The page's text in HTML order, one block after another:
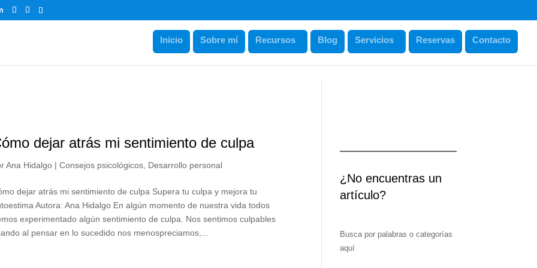
Inicio Sobre mí Recursos Blog Servicios Reservas Contacto
dejar atrás mi sentimiento de culpa
Ana Hidalgo |Consejos psicológicos Desarrollo personal
dejar atrás mi sentimiento de culpa Supera tu culpa y mejora tu
Autora: Ana Hidalgo En algún momento de nuestra vida todos
experimentado algún sentimiento de culpa. Nos sentimos culpables
al pensar en lo sucedido nos menospreciamos,...
¿No encuentras un
artículo?
Busca por palabras o categorías
aquí